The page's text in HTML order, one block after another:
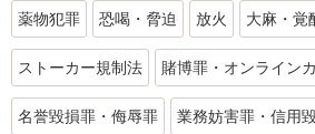
薬物犯罪 恐喝・脅迫 放火 大麻・覚
ストーカー規制法 賭博罪・オンライン
名誉毀損罪・侮辱罪 業務妨害罪・信用